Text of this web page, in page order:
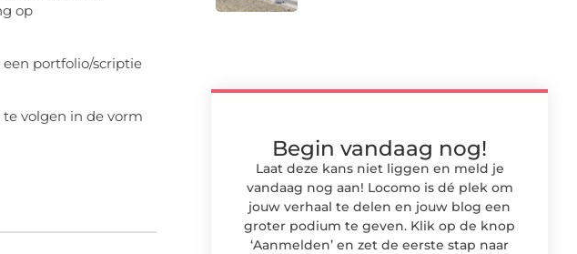
op
portfolio/scriptie
volgen in de vorm
Begin vandaag nog!
Laat deze kans niet liggen en meld je
vandaag nog aan! Locomo is dé plek om
jouw verhaal te delen en jouw blog een
groter podium te geven. Klik op de knop
‘Aanmelden’ en zet de eerste stap naar